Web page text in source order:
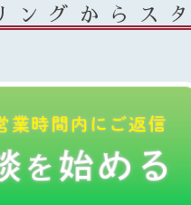
ングからス